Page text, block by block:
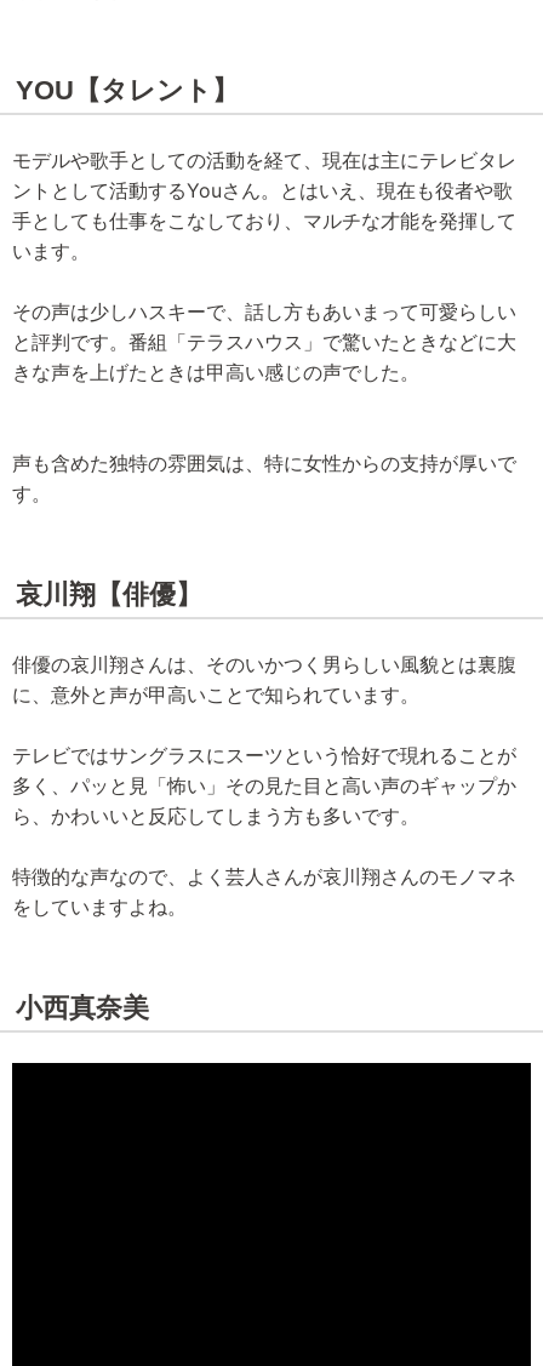
YOU【タレント】
モデルや歌手としての活動を経て、現在は主にテレビタレ
ントとして活動するYouさん。とはいえ、現在も役者や歌
手としても仕事をこなしており、マルチな才能を発揮して
います。
その声は少しハスキーで、話し方もあいまって可愛らしい
と評判です。番組「テラスハウス」で驚いたときなどに大
きな声を上げたときは甲高い感じの声でした。
声も含めた独特の雰囲気は、特に女性からの支持が厚いで
す。
哀川翔【俳優】
俳優の哀川翔さんは、そのいかつく男らしい風貌とは裏腹
に、意外と声が甲高いことで知られています。
テレビではサングラスにスーツという恰好で現れることが
多く、パッと見「怖い」その見た目と高い声のギャップか
ら、かわいいと反応してしまう方も多いです。
特徴的な声なので、よく芸人さんが哀川翔さんのモノマネ
をしていますよね。
小西真奈美